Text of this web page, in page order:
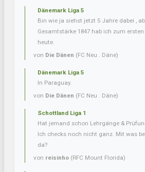
Dänemark Liga 5
Bin wie ja siehst jetzt 5 Jahre dabei ,
Gesamtstärke 1847 hab ich zum
heute.
von Die Dänen (FC Neu . Däne)
Dänemark Liga 5
In Paraguay.
von Die Dänen (FC Neu . Däne)
Schottland Liga 1
Hat jemand schon Lehrgänge &
Ich checks noch nicht ganz. Mit was
da?
von reisinho (RFC Mount Florida)